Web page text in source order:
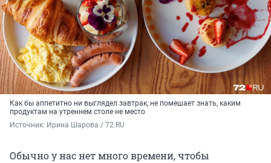
Как бы аппетитно ни выглядел завтрак, не помешает знать, каким
продуктам на утреннем столе не место
Источник: Ирина Шарова / 72.RU
Обычно у нас нет много времени, чтобы